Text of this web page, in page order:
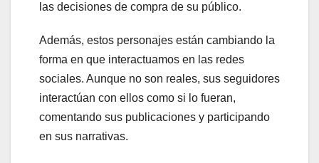
las decisiones de compra de su público.
Además, estos personajes están cambiando la
forma en que interactuamos en las redes
sociales. Aunque no son reales, sus seguidores
interactúan con ellos como si lo fueran,
comentando sus publicaciones y participando
en sus narrativas.